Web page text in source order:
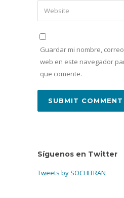
Guardar mi nombre,
web en este navegador
que comente.
Síguenos en Twitter
Tweets by SOCHITRAN